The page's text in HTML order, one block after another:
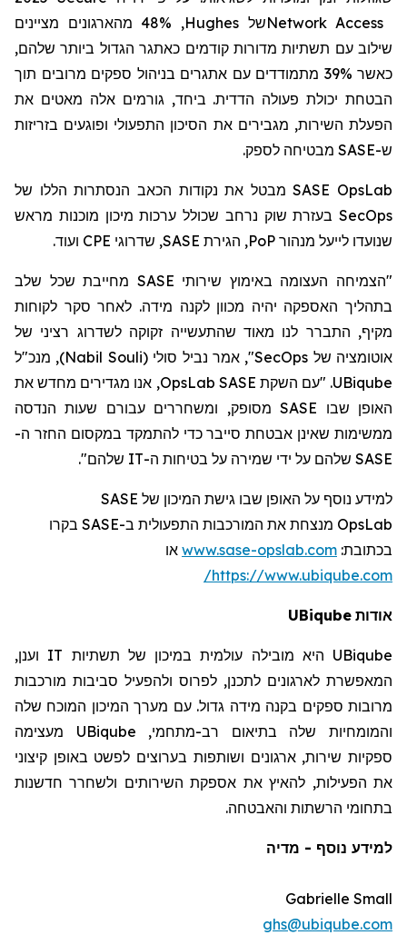
Network Accessשל Hughes
, 48% מהארגונים מציינים
שילוב עם תשתיות מדורות קודמים כאתגר הגדול ביותר שלהם,
כאשר 39% מתמודדים עם אתגרים בניהול ספקים מרובים תוך
הבטחת יכולת פעולה הדדית. ביחד, גורמים אלה מאטים את
הפעלת השירות, מגבירים את הסיכון התפעולי ופוגעים בזריזות
ש-SASE מבטיחה לספק.
SASE OpsLabמבטל את נקודות הכאב הנסתרות הללו של
SecOps בעזרת שוק נרחב שכולל ערכות מיכון מוכנות מראש
שנועדו לייעל מנהור PoP, הגירת SASE, שדרוגי CPE ועוד.
"הצמיחה העצומה באימוץ שירותי SASE מחייבת שכל שלב
בתהליך האספקה יהיה מכוון לקנה מידה. לאחר סקר לקוחות
מקיף, התברר לנו מאוד שהתעשייה זקוקה לשדרוג רציני של
אוטומציה של SecOps", אמר נביל סולי (
Nabil Souli
), מנכ"ל
UBiqube. "עם השקת SASE OpsLab, אנו מגדירים מחדש את
האופן שבו SASE מסופק, ומשחררים עבורם שעות הנדסה
ממשימות שאינן אבטחת סייבר כדי להתמקד במקסום החזר ה-
SASE שלהם על ידי שמירה על בטיחות ה-IT שלהם".
למידע נוסף על האופן שבו גישת המיכון של SASE
OpsLab מנצחת את המורכבות התפעולית ב-SASE בקרו
בכתובת:
www.sase-opslab.com או
https://www.ubiqube.com/
אודות UBiqube
UBiqube היא מובילה עולמית במיכון של תשתיות IT וענן,
המאפשרת לארגונים לתכנן, לפרוס ולהפעיל סביבות מורכבות
מרובות ספקים בקנה מידה גדול. עם מערך המיכון המוכח שלה
והמומחיות שלה בתיאום רב-מתחמי, UBiqube מעצימה
ספקיות שירות, ארגונים ושותפות בערוצים לפשט באופן קיצוני
את הפעילות, להאיץ את אספקת השירותים ולשחרר חדשנות
בתחומי הרשתות והאבטחה.
למידע נוסף - מדיה
Gabrielle Small
ghs@ubiqube.com